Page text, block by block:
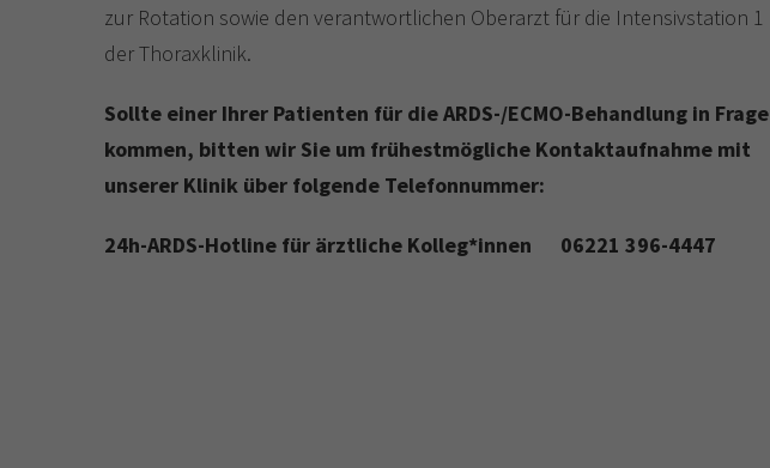
zur Rotation sowie den verantwortlichen Oberarzt für die Intensivstation 1
der Thoraxklinik.
Sollte einer Ihrer Patienten für die ARDS-/ECMO-Behandlung in Frage
kommen, bitten wir Sie um frühestmögliche Kontaktaufnahme mit
unserer Klinik über folgende Telefonnummer:
24h-ARDS-Hotline für ärztliche Kolleg*innen 06221 396-4447